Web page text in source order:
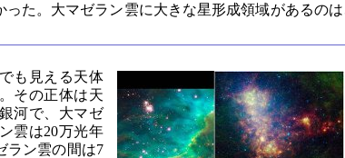
た。大マゼラン雲に大きな星形成領域があるのは
も見える天体
その正体は天
河で、大マゼ
雲は20万光年
ラン雲の間は7